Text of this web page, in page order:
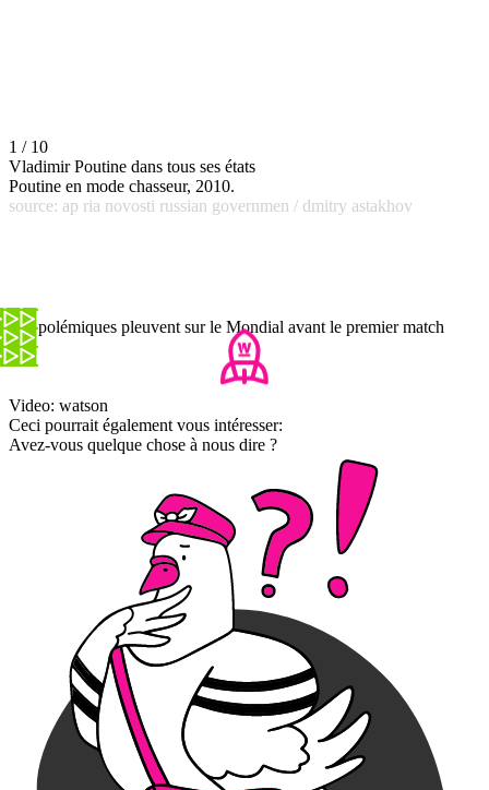
1 / 10
Vladimir Poutine dans tous ses états
Poutine en mode chasseur, 2010.
source: ap ria novosti russian governmen / dmitry astakhov
Les polémiques pleuvent sur le Mondial avant le premier match
Video: watson
Ceci pourrait également vous intéresser:
Avez-vous quelque chose à nous dire ?